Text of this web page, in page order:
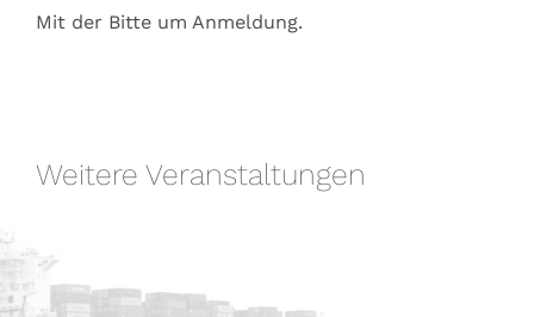
Mit der Bitte um Anmeldung.
Weitere Veranstaltungen